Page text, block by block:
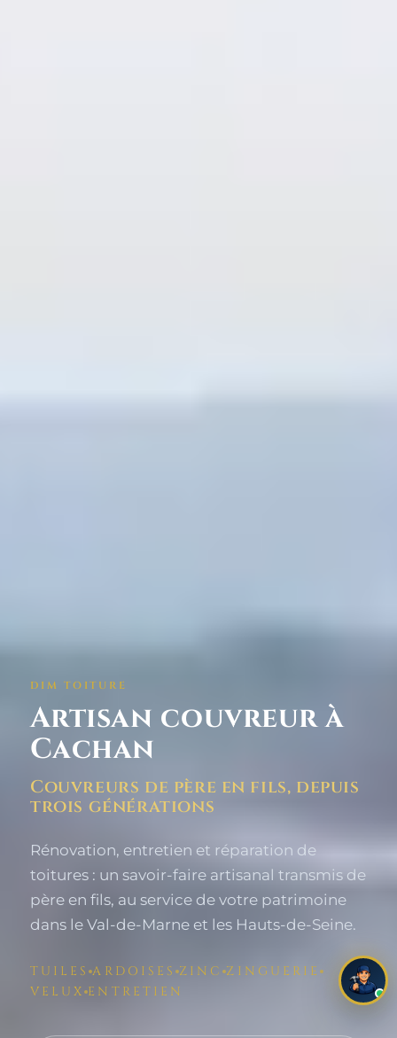
DIM TOITURE
Artisan couvreur à
Cachan
Couvreurs de père en fils, depuis
trois générations
Rénovation, entretien et réparation de
toitures : un savoir-faire artisanal transmis de
père en fils, au service de votre patrimoine
dans le Val-de-Marne et les Hauts-de-Seine.
TUILES ARDOISES ZINC ZINGUERIE
VELUX ENTRETIEN
×
savoir-faire de couvreur
depuis trois générations.